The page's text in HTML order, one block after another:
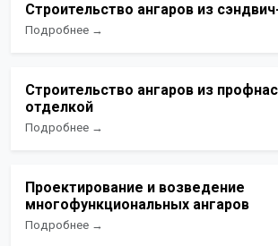
Строительство ангаров из
Подробнее →
Строительство ангаров из
отделкой
Подробнее →
Проектирование и возведение
многофункциональных ангаров
Подробнее →